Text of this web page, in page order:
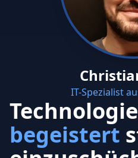
IT-Spezialist
begeistert